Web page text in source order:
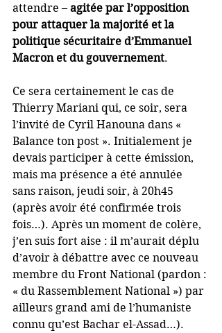
attendre – agitée par l’opposition
pour attaquer la majorité et la
politique sécuritaire d’Emmanuel
Macron et du gouvernement.
Ce sera certainement le cas de
Thierry Mariani qui, ce soir, sera
l’invité de Cyril Hanouna dans «
Balance ton post ». Initialement je
devais participer à cette émission,
mais ma présence a été annulée
sans raison, jeudi soir, à 20h45
(après avoir été confirmée trois
fois…). Après un moment de colère,
j’en suis fort aise : il m’aurait déplu
d’avoir à débattre avec ce nouveau
membre du Front National (pardon :
« du Rassemblement National ») par
ailleurs grand ami de l’humaniste
connu qu’est Bachar el-Assad…).